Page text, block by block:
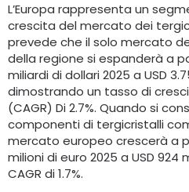
L’Europa rappresenta un
crescita del mercato dei
prevede che il solo mercato
della regione si espanderà a
miliardi di dollari 2025 a USD
dimostrando un tasso di
(CAGR) Di 2.7%. Quando si
componenti di tergicristalli
mercato europeo crescerà a
milioni di euro 2025 a USD 924
CAGR di 1.7%.